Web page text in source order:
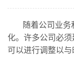
随着公司业
化。许多公司必须
可以进行调整以